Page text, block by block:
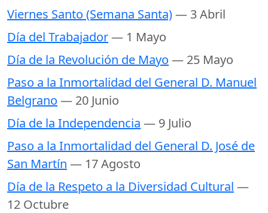
Viernes Santo (Semana Santa)— 3 Abril
Día del Trabajador— 1 Mayo
Día de la Revolución de Mayo — 25 Mayo
Paso a la Inmortalidad del General D. Manuel
Belgrano — 20 Junio
Día de la Independencia — 9 Julio
Paso a la Inmortalidad del General D. José de
San Martín — 17 Agosto
Día de la Respeto a la Diversidad Cultural —
12 Octubre